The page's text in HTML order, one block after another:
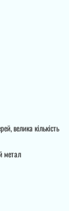
троє дверей
велика кількість
метал